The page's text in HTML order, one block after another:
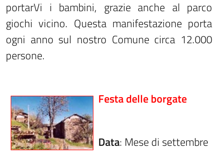
portarVi i bambini, grazie anche al parco
giochi vicino. Questa manifestazione porta
ogni anno sul nostro Comune circa 12.000
persone.
Festa delle borgate
Data: Mese di settembre